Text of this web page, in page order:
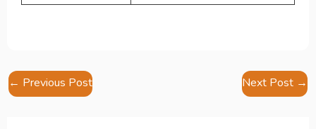
Post
navigation
← Previous Post Next Post →